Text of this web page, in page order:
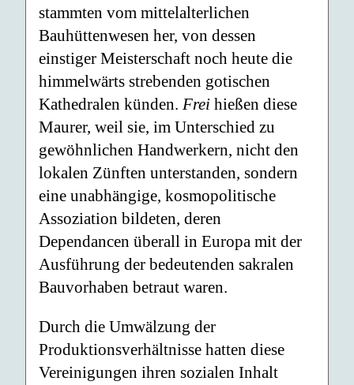
stammten vom mittelalterlichen
Bauhüttenwesen her, von dessen
einstiger Meisterschaft noch heute die
himmelwärts strebenden gotischen
Kathedralen künden. Frei hießen diese
Maurer, weil sie, im Unterschied zu
gewöhnlichen Handwerkern, nicht den
lokalen Zünften unterstanden, sondern
eine unabhängige, kosmopolitische
Assoziation bildeten, deren
Dependancen überall in Europa mit der
Ausführung der bedeutenden sakralen
Bauvorhaben betraut waren.
Durch die Umwälzung der
Produktionsverhältnisse hatten diese
Vereinigungen ihren sozialen Inhalt